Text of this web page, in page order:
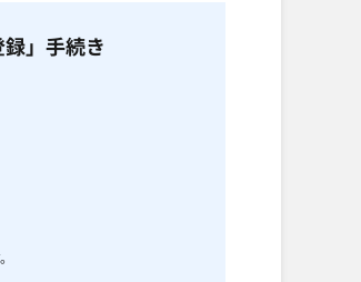
」手続き